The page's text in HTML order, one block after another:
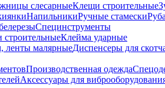
слесарныеКлещи строительные
НапильникиРучные стамески
Специнструменты
Клейма ударные
ленты малярныеДиспенсеры для
Производственная одежда
Аксессуары для